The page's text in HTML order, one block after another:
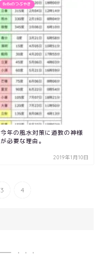
BeBeのつぶやき
今年の風水対策に道教の神様
が必要な理由。
2019年1月10日
3 4